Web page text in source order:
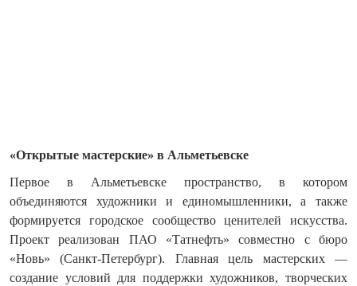
«Открытые мастерские» в Альметьевске
Первое в Альметьевске пространство, в котором
объединяются художники и единомышленники, а также
формируется городское сообщество ценителей искусства.
Проект реализован ПАО «Татнефть» совместно с бюро
«Новь» (Санкт-Петербург). Главная цель мастерских —
создание условий для поддержки художников, творческих